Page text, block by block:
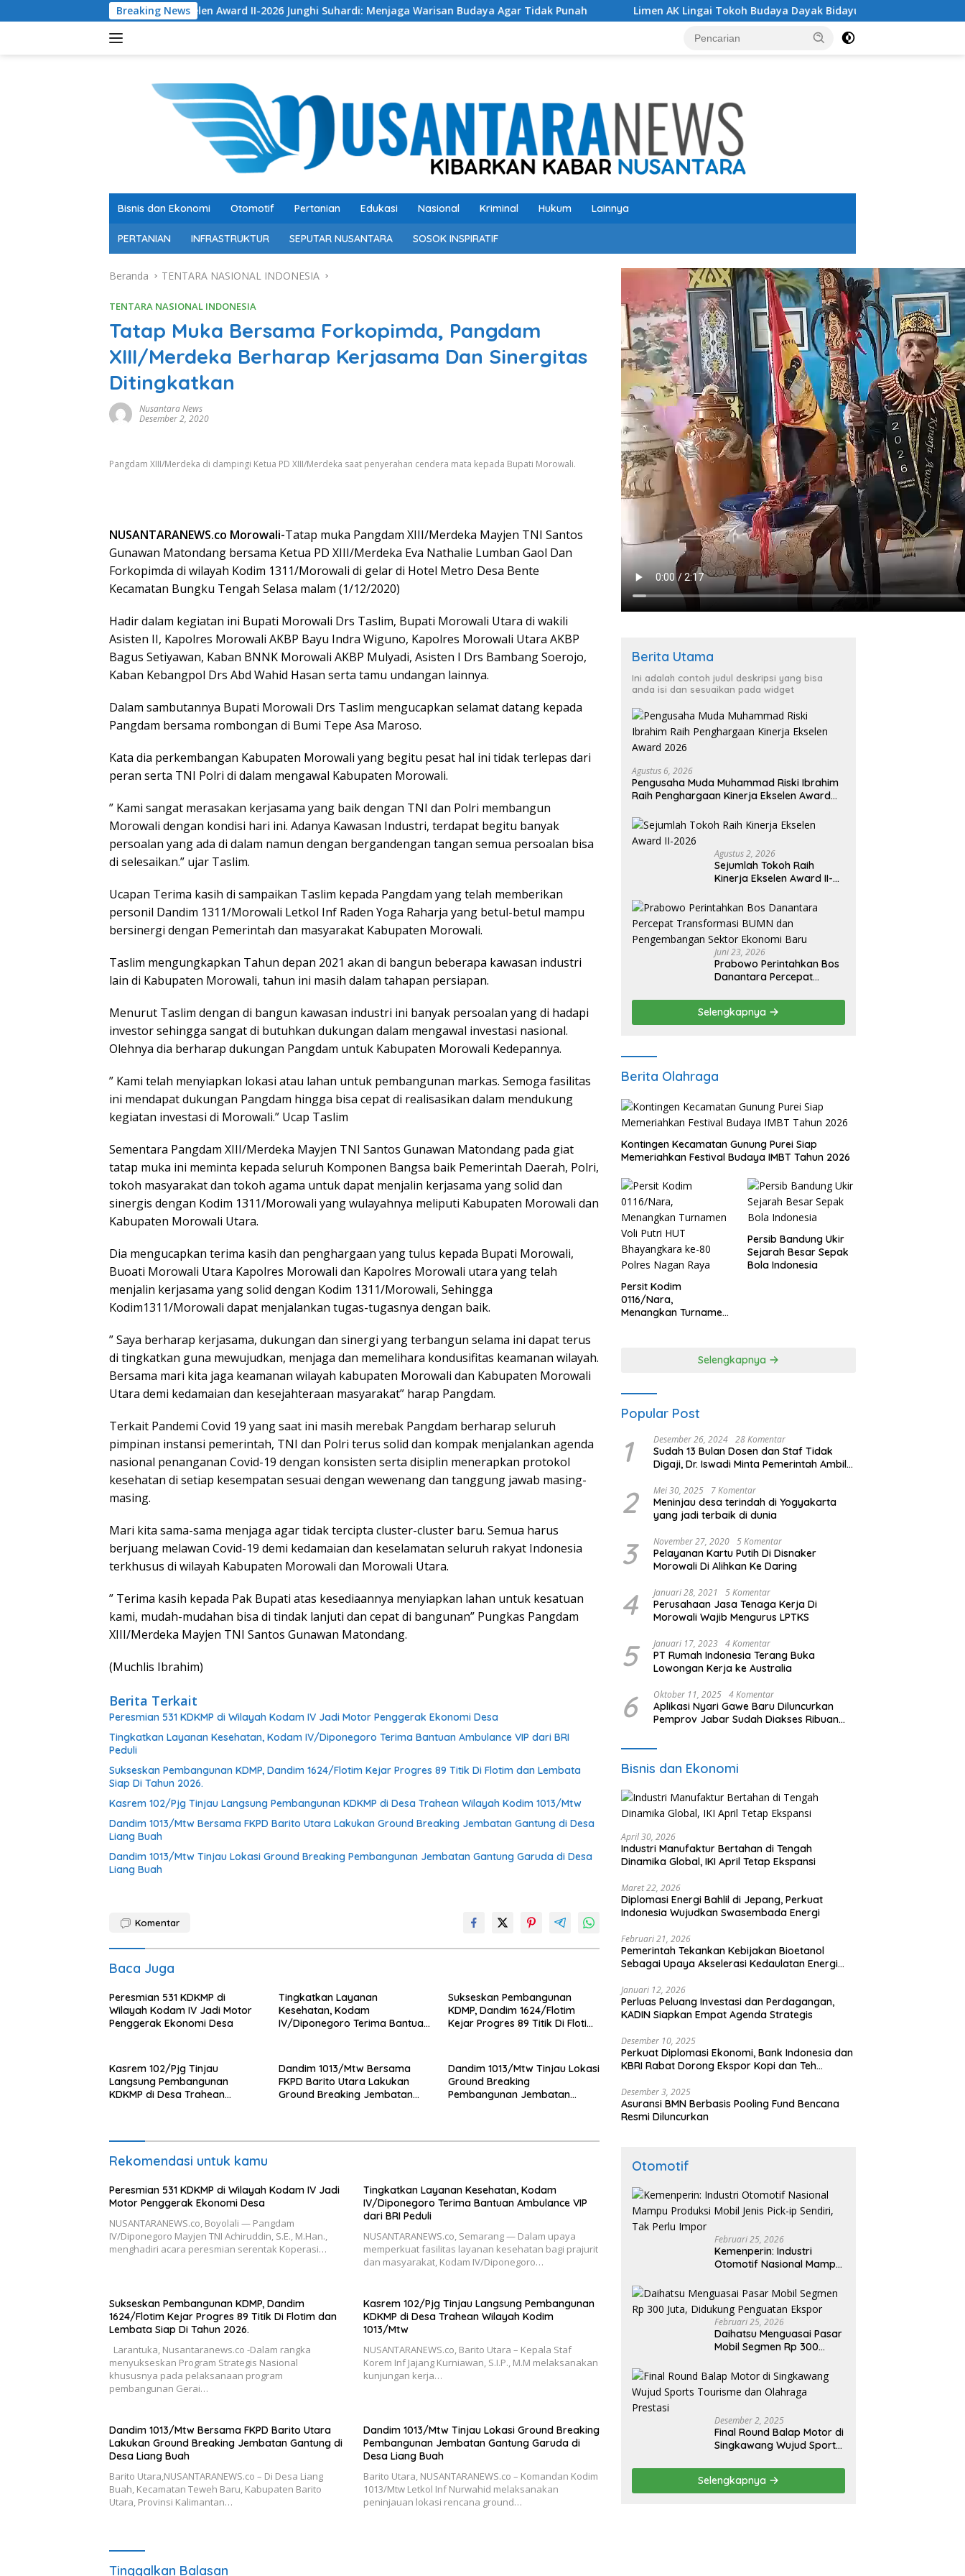
ke
Breaking News
Kinerja Ekselen Award II-2026 Junghi Suhardi: Menjaga Warisan Budaya Agar Tidak Punah Limen AK Lingai Tokoh Budaya Dayak Bidayuh Raih Kinerja Ekselen Award II-2026
Bisnis dan Ekonomi Otomotif Pertanian Edukasi Nasional Kriminal Hukum Lainnya
PERTANIAN INFRASTRUKTUR SEPUTAR NUSANTARA SOSOK INSPIRATIF
Beranda TENTARA NASIONAL INDONESIA
TENTARA NASIONAL INDONESIA
Tatap Muka Bersama Forkopimda, Pangdam
XIII/Merdeka Berharap Kerjasama Dan Sinergitas
Ditingkatkan
Nusantara News
Desember 2, 2020
Pangdam XIII/Merdeka di dampingi Ketua PD XIII/Merdeka saat penyerahan cendera mata kepada Bupati Morowali.
NUSANTARANEWS.co Morowali-Tatap muka Pangdam XIII/Merdeka Mayjen TNI Santos
Gunawan Matondang bersama Ketua PD XIII/Merdeka Eva Nathalie Lumban Gaol Dan
Forkopimda di wilayah Kodim 1311/Morowali di gelar di Hotel Metro Desa Bente
Kecamatan Bungku Tengah Selasa malam (1/12/2020)
Hadir dalam kegiatan ini Bupati Morowali Drs Taslim, Bupati Morowali Utara di wakili
Asisten II, Kapolres Morowali AKBP Bayu Indra Wiguno, Kapolres Morowali Utara AKBP
Bagus Setiyawan, Kaban BNNK Morowali AKBP Mulyadi, Asisten I Drs Bambang Soerojo,
Kaban Kebangpol Drs Abd Wahid Hasan serta tamu undangan lainnya.
Dalam sambutannya Bupati Morowali Drs Taslim mengucapkan selamat datang kepada
Pangdam bersama rombongan di Bumi Tepe Asa Maroso.
Kata dia perkembangan Kabupaten Morowali yang begitu pesat hal ini tidak terlepas dari
peran serta TNI Polri di dalam mengawal Kabupaten Morowali.
” Kami sangat merasakan kerjasama yang baik dengan TNI dan Polri membangun
Morowali dengan kondisi hari ini. Adanya Kawasan Industri, terdapat begitu banyak
persoalan yang ada di dalam namun dengan bergandengan tangan semua persoalan bisa
di selesaikan.” ujar Taslim.
Ucapan Terima kasih di sampaikan Taslim kepada Pangdam yang telah memberikan
personil Dandim 1311/Morowali Letkol Inf Raden Yoga Raharja yang betul-betul mampu
bersinergi dengan Pemerintah dan masyarakat Kabupaten Morowali.
Taslim mengungkapkan Tahun depan 2021 akan di bangun beberapa kawasan industri
lain di Kabupaten Morowali, tahun ini masih dalam tahapan persiapan.
Menurut Taslim dengan di bangun kawasan industri ini banyak persoalan yang di hadapi
investor sehingga sangat di butuhkan dukungan dalam mengawal investasi nasional.
Olehnya dia berharap dukungan Pangdam untuk Kabupaten Morowali Kedepannya.
” Kami telah menyiapkan lokasi atau lahan untuk pembangunan markas. Semoga fasilitas
ini mendapat dukungan Pangdam hingga bisa cepat di realisasikan dalam mendukung
kegiatan investasi di Morowali.” Ucap Taslim
Sementara Pangdam XIII/Merdeka Mayjen TNI Santos Gunawan Matondang pada giat
tatap muka ini meminta kepada seluruh Komponen Bangsa baik Pemerintah Daerah, Polri,
tokoh masyarakat dan tokoh agama untuk dapat menjalin kerjasama yang solid dan
sinergis dengan Kodim 1311/Morowali yang wulayahnya meliputi Kabupaten Morowali dan
Kabupaten Morowali Utara.
Dia mengucapkan terima kasih dan penghargaan yang tulus kepada Bupati Morowali,
Buoati Morowali Utara Kapolres Morowali dan Kapolres Morowali utara yang telah
menjalin kerjasama yang solid dengan Kodim 1311/Morowali, Sehingga
Kodim1311/Morowali dapat menjalankan tugas-tugasnya dengan baik.
” Saya berharap kerjasama, dukungan dan sinergi yang terbangun selama ini dapat terus
di tingkatkan guna mewujudkan, menjaga dan memelihara kondusifitas keamanan wilayah.
Bersama mari kita jaga keamanan wilayah kabupaten Morowali dan Kabupaten Morowali
Utara demi kedamaian dan kesejahteraan masyarakat” harap Pangdam.
Terkait Pandemi Covid 19 yang saat ini masih merebak Pangdam berharap seluruh
pimpinan instansi pemerintah, TNI dan Polri terus solid dan kompak menjalankan agenda
nasional penanganan Covid-19 dengan konsisten serta disiplin menerapkan protokol
kesehatan di setiap kesempatan sesuai dengan wewenang dan tanggung jawab masing-
masing.
Mari kita sama-sama menjaga agar tidak tercipta cluster-cluster baru. Semua harus
berjuang melawan Covid-19 demi kedamaian dan keselamatan seluruh rakyat Indonesia
terkhusus di wilayah Kabupaten Morowali dan Morowali Utara.
” Terima kasih kepada Pak Bupati atas kesediaannya menyiapkan lahan untuk kesatuan
kami, mudah-mudahan bisa di tindak lanjuti dan cepat di bangunan” Pungkas Pangdam
XIII/Merdeka Mayjen TNI Santos Gunawan Matondang.
(Muchlis Ibrahim)
Berita Terkait
Peresmian 531 KDKMP di Wilayah Kodam IV Jadi Motor Penggerak Ekonomi Desa
Tingkatkan Layanan Kesehatan, Kodam IV/Diponegoro Terima Bantuan Ambulance VIP dari BRI
Peduli
Sukseskan Pembangunan KDMP, Dandim 1624/Flotim Kejar Progres 89 Titik Di Flotim dan Lembata
Siap Di Tahun 2026.
Kasrem 102/Pjg Tinjau Langsung Pembangunan KDKMP di Desa Trahean Wilayah Kodim 1013/Mtw
Dandim 1013/Mtw Bersama FKPD Barito Utara Lakukan Ground Breaking Jembatan Gantung di Desa
Liang Buah
Dandim 1013/Mtw Tinjau Lokasi Ground Breaking Pembangunan Jembatan Gantung Garuda di Desa
Liang Buah
Komentar
Baca Juga
Peresmian 531 KDKMP di
Wilayah Kodam IV Jadi Motor
Penggerak Ekonomi Desa
Tingkatkan Layanan
Kesehatan, Kodam
IV/Diponegoro Terima Bantuan
Sukseskan Pembangunan
KDMP, Dandim 1624/Flotim
Kejar Progres 89 Titik Di Flotim
Kasrem 102/Pjg Tinjau
Langsung Pembangunan
KDKMP di Desa Trahean
Dandim 1013/Mtw Bersama
FKPD Barito Utara Lakukan
Ground Breaking Jembatan
Dandim 1013/Mtw Tinjau Lokasi
Ground Breaking
Pembangunan Jembatan
Rekomendasi untuk kamu
Peresmian 531 KDKMP di Wilayah Kodam IV Jadi
Motor Penggerak Ekonomi Desa
NUSANTARANEWS.co, Boyolali — Pangdam
IV/Diponegoro Mayjen TNI Achiruddin, S.E., M.Han.,
menghadiri acara peresmian serentak Koperasi…
Tingkatkan Layanan Kesehatan, Kodam
IV/Diponegoro Terima Bantuan Ambulance VIP
dari BRI Peduli
NUSANTARANEWS.co, Semarang — Dalam upaya
memperkuat fasilitas layanan kesehatan bagi prajurit
dan masyarakat, Kodam IV/Diponegoro…
Sukseskan Pembangunan KDMP, Dandim
1624/Flotim Kejar Progres 89 Titik Di Flotim dan
Lembata Siap Di Tahun 2026.
Larantuka, Nusantaranews.co -Dalam rangka
menyukseskan Program Strategis Nasional
khususnya pada pelaksanaan program
pembangunan Gerai…
Kasrem 102/Pjg Tinjau Langsung Pembangunan
KDKMP di Desa Trahean Wilayah Kodim
1013/Mtw
NUSANTARANEWS.co, Barito Utara – Kepala Staf
Korem Inf Jajang Kurniawan, S.I.P., M.M melaksanakan
kunjungan kerja…
Dandim 1013/Mtw Bersama FKPD Barito Utara
Lakukan Ground Breaking Jembatan Gantung di
Desa Liang Buah
Barito Utara,NUSANTARANEWS.co – Di Desa Liang
Buah, Kecamatan Teweh Baru, Kabupaten Barito
Utara, Provinsi Kalimantan…
Dandim 1013/Mtw Tinjau Lokasi Ground Breaking
Pembangunan Jembatan Gantung Garuda di
Desa Liang Buah
Barito Utara, NUSANTARANEWS.co – Komandan Kodim
1013/Mtw Letkol Inf Nurwahid melaksanakan
peninjauan lokasi rencana ground…
Tinggalkan Balasan
Berita Utama
Ini adalah contoh judul deskripsi yang bisa
anda isi dan sesuaikan pada widget
Agustus 6, 2026
Pengusaha Muda Muhammad Riski Ibrahim
Raih Penghargaan Kinerja Ekselen Award
Agustus 2, 2026
Sejumlah Tokoh Raih
Kinerja Ekselen Award II-
Juni 23, 2026
Prabowo Perintahkan Bos
Danantara Percepat
Pengembangan Sektor
Ekonomi Baru
Selengkapnya
Berita Olahraga
Kontingen Kecamatan Gunung Purei Siap
Memeriahkan Festival Budaya IMBT Tahun 2026
Persit Kodim
0116/Nara,
Menangkan Turnamen
Persib Bandung Ukir
Sejarah Besar Sepak
Bola Indonesia
Selengkapnya
Popular Post
1 Desember 26, 2024 28 Komentar
Sudah 13 Bulan Dosen dan Staf Tidak
Digaji, Dr. Iswadi Minta Pemerintah Ambil
2 Mei 30, 2025 7 Komentar
Meninjau desa terindah di Yogyakarta
yang jadi terbaik di dunia
3 November 27, 2020 5 Komentar
Pelayanan Kartu Putih Di Disnaker
Morowali Di Alihkan Ke Daring
4 Januari 28, 2021 5 Komentar
Perusahaan Jasa Tenaga Kerja Di
Morowali Wajib Mengurus LPTKS
5 Januari 17, 2023 4 Komentar
PT Rumah Indonesia Terang Buka
Lowongan Kerja ke Australia
6 Oktober 11, 2025 4 Komentar
Aplikasi Nyari Gawe Baru Diluncurkan
Pemprov Jabar Sudah Diakses Ribuan
Bisnis dan Ekonomi
April 30, 2026
Industri Manufaktur Bertahan di Tengah
Dinamika Global, IKI April Tetap Ekspansi
Maret 22, 2026
Diplomasi Energi Bahlil di Jepang, Perkuat
Indonesia Wujudkan Swasembada Energi
Februari 21, 2026
Pemerintah Tekankan Kebijakan Bioetanol
Sebagai Upaya Akselerasi Kedaulatan Energi
Januari 12, 2026
Perluas Peluang Investasi dan Perdagangan,
KADIN Siapkan Empat Agenda Strategis
Desember 10, 2025
Perkuat Diplomasi Ekonomi, Bank Indonesia dan
KBRI Rabat Dorong Ekspor Kopi dan Teh
Desember 3, 2025
Asuransi BMN Berbasis Pooling Fund Bencana
Resmi Diluncurkan
Otomotif
Februari 25, 2026
Kemenperin: Industri
Otomotif Nasional Mampu
ip Sendiri, Tak Perlu Impor
Februari 25, 2026
Daihatsu Menguasai Pasar
Mobil Segmen Rp 300
Ekspor
Desember 2, 2025
Final Round Balap Motor di
Singkawang Wujud Sports
Prestasi
Selengkapnya